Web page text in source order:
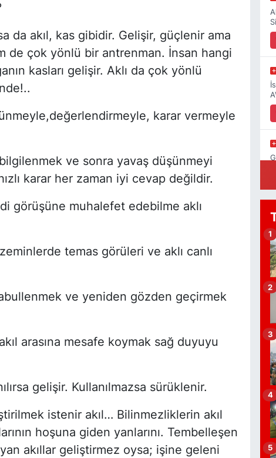
da akıl, kas gibidir. Gelişir, güçlenir ama
de çok yönlü bir antrenman. İnsan hangi
kasları gelişir. Aklı da çok yönlü
karar vermeyle
ve sonra yavaş düşünmeyi
karar her zaman iyi cevap değildir.
görüşüne muhalefet edebilme aklı
temas görüleri ve aklı canlı
ve yeniden gözden geçirmek
arasına mesafe koymak sağ duyuyu
gelişir. Kullanılmazsa sürüklenir.
istenir akıl… Bilinmezliklerin akıl
hoşuna giden yanlarını. Tembelleşen
akıllar geliştirmez oysa; işine geleni
1
2
3
4
5